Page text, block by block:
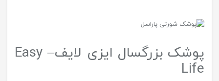
پوشک بزرگسال ایزی لایف– Easy
Life